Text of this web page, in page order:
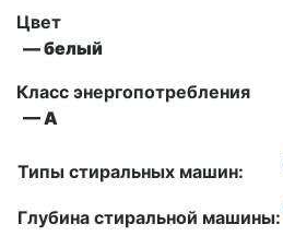
Цвет
— белый
Класс энергопотребления
— А
Типы стиральных машин:
Глубина стиральной машины: